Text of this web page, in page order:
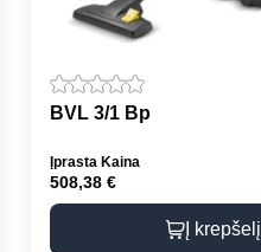
BVL 3/1 Bp
Įprasta Kaina
508,38 €
Į krepšelį